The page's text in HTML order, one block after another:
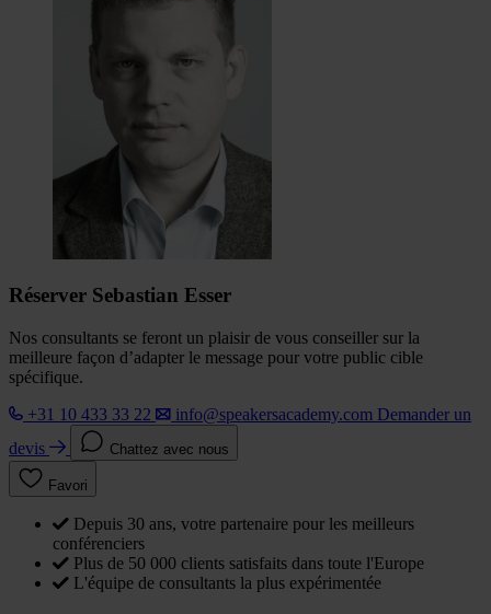
Réserver Sebastian Esser
Nos consultants se feront un plaisir de vous conseiller sur la
meilleure façon d’adapter le message pour votre public cible
spécifique.
+31 10 433 33 22
info@speakersacademy.com Demander un
devis
Chattez avec nous
Favori
Depuis 30 ans, votre partenaire pour les meilleurs
conférenciers
Plus de 50 000 clients satisfaits dans toute l'Europe
L'équipe de consultants la plus expérimentée